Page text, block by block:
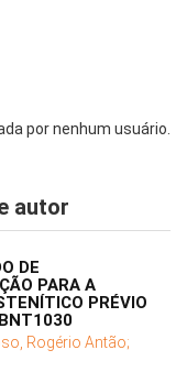
por nenhum usuário.
autor
DE
PARA A
PRÉVIO
Rogério Antão;